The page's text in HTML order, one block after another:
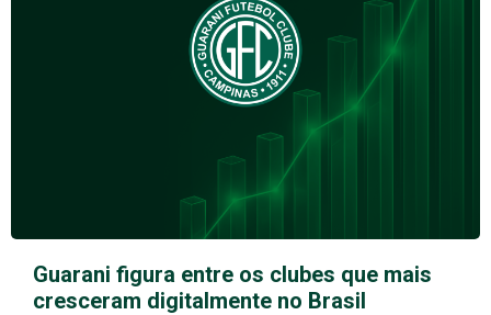
Guarani figura entre os clubes que mais
cresceram digitalmente no Brasil